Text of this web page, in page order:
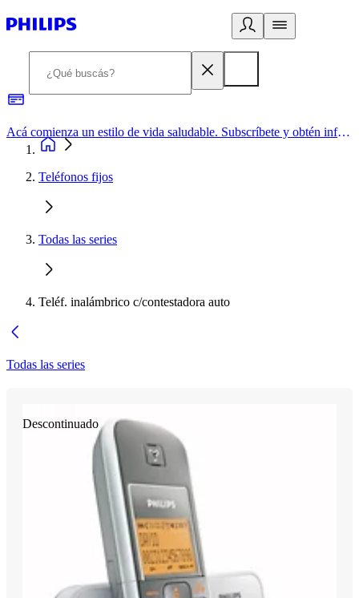
Acá comienza un estilo de vida saludable. Subscríbete y obtén información de primera mano
Teléfonos fijos
Todas las series
Teléf. inalámbrico c/contestadora auto
Todas las series
Descontinuado